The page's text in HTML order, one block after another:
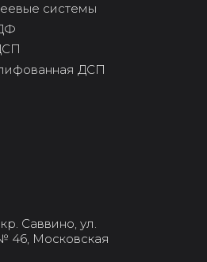
системы
ДСП
Саввино, ул.
46, Московская